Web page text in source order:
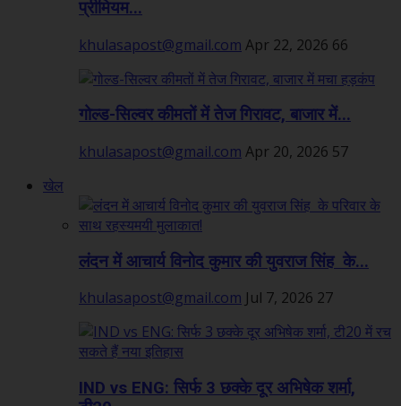
प्रीमियम...
khulasapost@gmail.com Apr 22, 2026 66
गोल्ड-सिल्वर कीमतों में तेज गिरावट, बाजार में...
khulasapost@gmail.com Apr 20, 2026 57
खेल
लंदन में आचार्य विनोद कुमार की युवराज सिंह के...
khulasapost@gmail.com Jul 7, 2026 27
IND vs ENG: सिर्फ 3 छक्के दूर अभिषेक शर्मा,